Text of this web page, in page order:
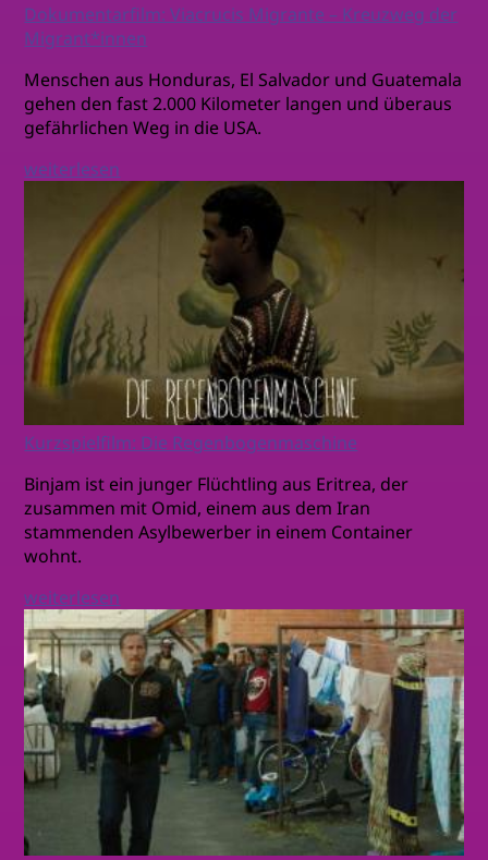
Dokumentarfilm: Viacrucis Migrante – Kreuzweg der
Migrant*innen
Menschen aus Honduras, El Salvador und Guatemala
gehen den fast 2.000 Kilometer langen und überaus
gefährlichen Weg in die USA.
weiterlesen
Kurzspielfilm: Die Regenbogenmaschine
Binjam ist ein junger Flüchtling aus Eritrea, der
zusammen mit Omid, einem aus dem Iran
stammenden Asylbewerber in einem Container
wohnt.
weiterlesen